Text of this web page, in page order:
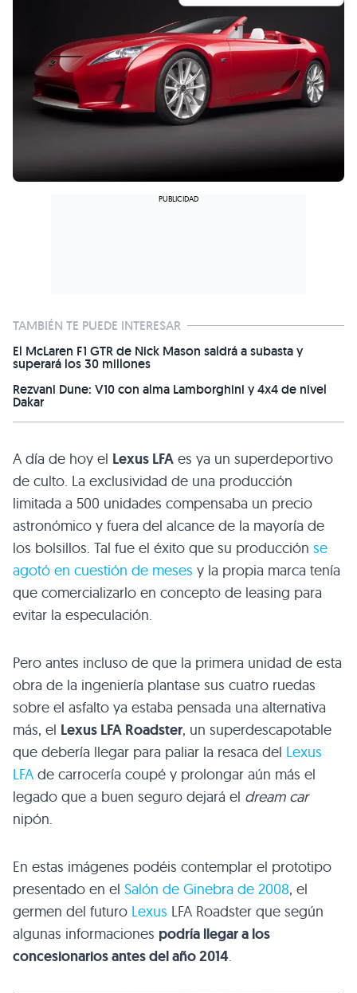
TAMBIÉN TE PUEDE INTERESAR
El McLaren F1 GTR de Nick Mason saldrá a subasta y
superará los 30 millones
Rezvani Dune: V10 con alma Lamborghini y 4x4 de nivel
Dakar
A día de hoy el Lexus LFA es ya un superdeportivo
de culto. La exclusividad de una producción
limitada a 500 unidades compensaba un precio
astronómico y fuera del alcance de la mayoría de
los bolsillos. Tal fue el éxito que su producción se
agotó en cuestión de meses y la propia marca tenía
que comercializarlo en concepto de leasing para
evitar la especulación.
Pero antes incluso de que la primera unidad de esta
obra de la ingeniería plantase sus cuatro ruedas
sobre el asfalto ya estaba pensada una alternativa
más, el Lexus LFA Roadster, un superdescapotable
que debería llegar para paliar la resaca del Lexus
LFA de carrocería coupé y prolongar aún más el
legado que a buen seguro dejará el dream car
nipón.
En estas imágenes podéis contemplar el prototipo
presentado en el Salón de Ginebra de 2008, el
germen del futuro Lexus LFA Roadster que según
algunas informaciones podría llegar a los
concesionarios antes del año 2014.